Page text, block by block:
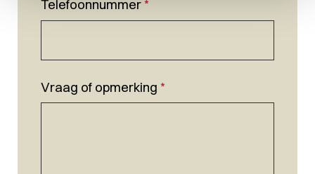
Telefoonnummer*
Vraag of opmerking *